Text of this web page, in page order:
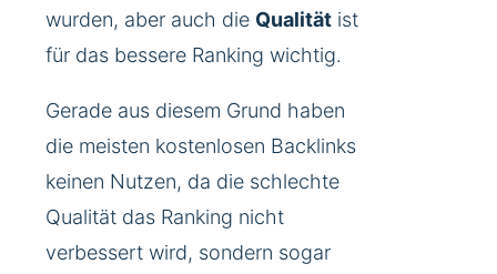
wurden, aber auch die Qualität ist
für das bessere Ranking wichtig.
Gerade aus diesem Grund haben
die meisten kostenlosen Backlinks
keinen Nutzen, da die schlechte
Qualität das Ranking nicht
verbessert wird, sondern sogar